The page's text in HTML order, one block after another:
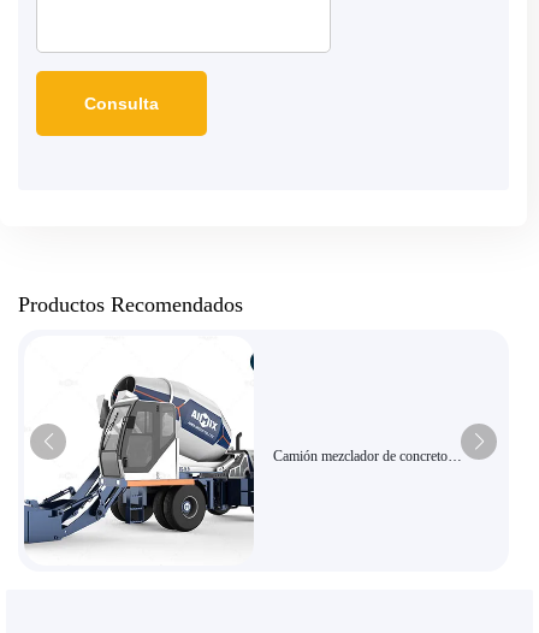
Productos Recomendados
Camión mezclador de concreto